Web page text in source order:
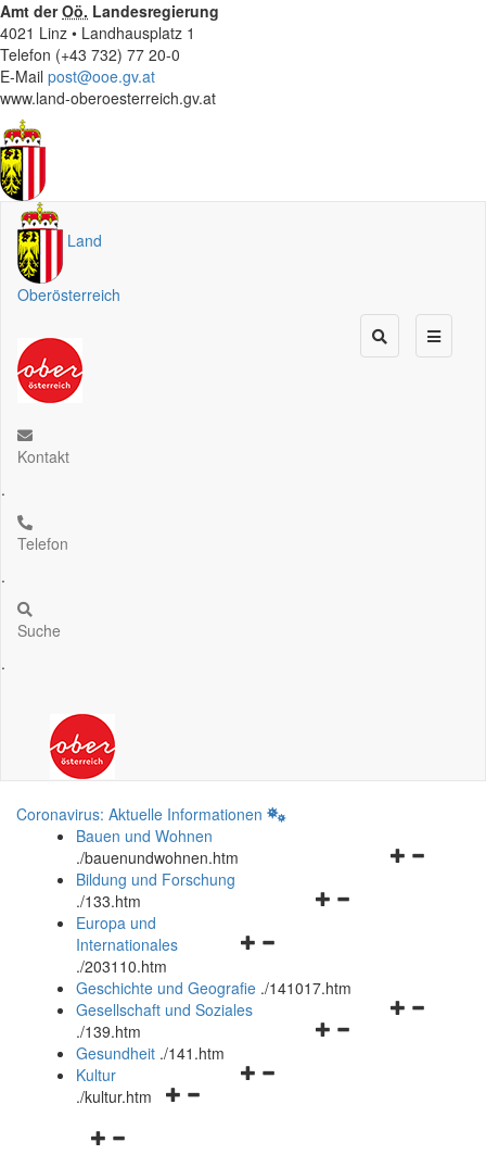
Amt derOö. Landesregierung
4021 Linz • Landhausplatz 1
Telefon (+43 732) 77 20-0
E-Mail post@ooe.gv.at
www.land-oberoesterreich.gv.at
Land
Oberösterreich
Kontakt
.
Telefon
.
Suche
.
Coronavirus: Aktuelle Informationen
Bauen und Wohnen
./bauenundwohnen.htm
Navigationsmenü
Bildung und Forschung
./133.htm
Navigationsmenü
und
schließen
Europa und
Internationales
./203110.htm
Geschichte und Geografie ./141017.htm
Navigationsmenü
Gesellschaft und Soziales
./139.htm
Navigationsmenü
Gesundheit ./141.htm
Navigationsmenü
Kultur
./kultur.htm
Navigationsmenü